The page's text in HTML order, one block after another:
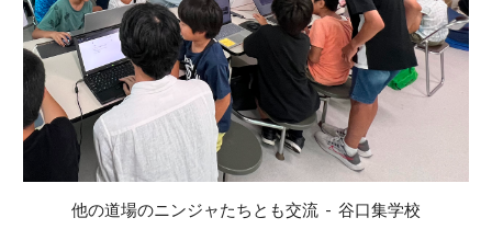
他の道場のニンジャたちとも交流 - 谷口集学校